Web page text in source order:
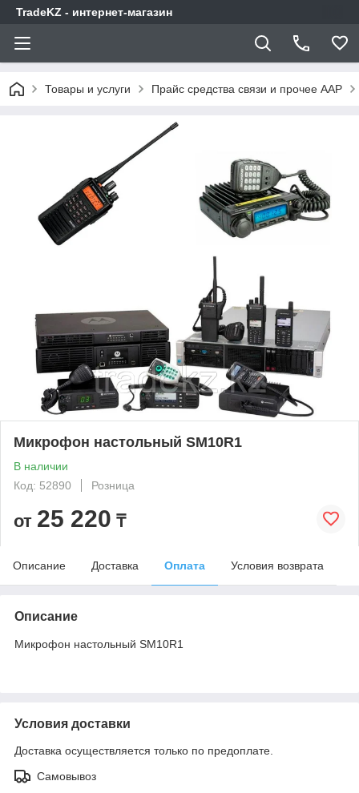
TradeKZ - интернет-магазин
Товары и услуги Прайс средства связи и прочее AAP
Микрофон настольный SM10R1
В наличии
Код: 52890
Розница
от 25 220 ₸
Описание Доставка Оплата Условия возврата
Описание
Микрофон настольный SM10R1
Условия доставки
Доставка осуществляется только по предоплате.
Самовывоз